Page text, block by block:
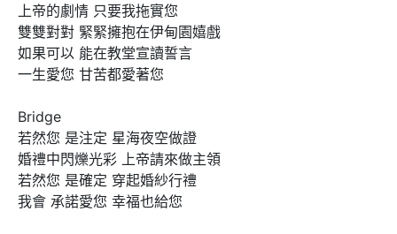
上帝的劇情 只要我拖實您
雙雙對對 緊緊擁抱在伊甸園嬉戲
如果可以 能在教堂宣讀誓言
一生愛您 甘苦都愛著您
Bridge
若然您 是注定 星海夜空做證
婚禮中閃爍光彩 上帝請來做主領
若然您 是確定 穿起婚紗行禮
我會 承諾愛您 幸福也給您